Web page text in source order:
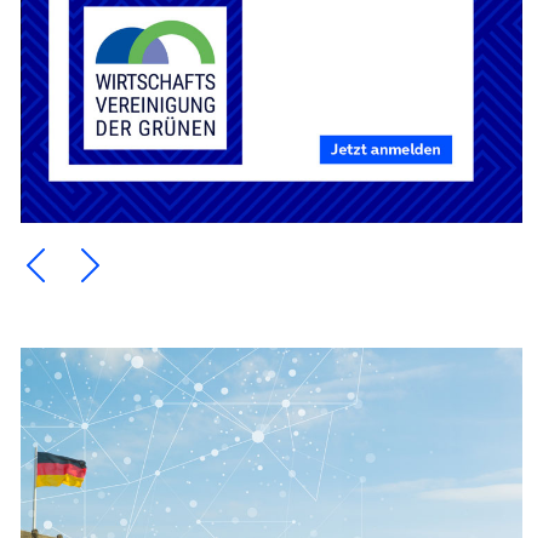
Ein Element zurück blättern
Ein Element weiter blättern